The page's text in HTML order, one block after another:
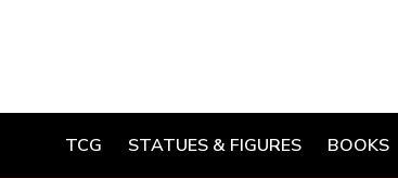
TCG STATUES & FIGURES BOOKS